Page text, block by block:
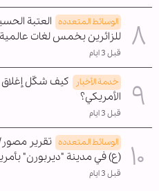
الوسائط المتعدده
للزائرين بخمس لغات عالمية
قبل 3 ايام
خدمة الأخبار
كيف شكّل إغلاق
الأمريكي؟
قبل 3 ايام
الوسائط المتعدده تقرير
(ع) في مدينة "ديربورن"
قبل 3 ايام